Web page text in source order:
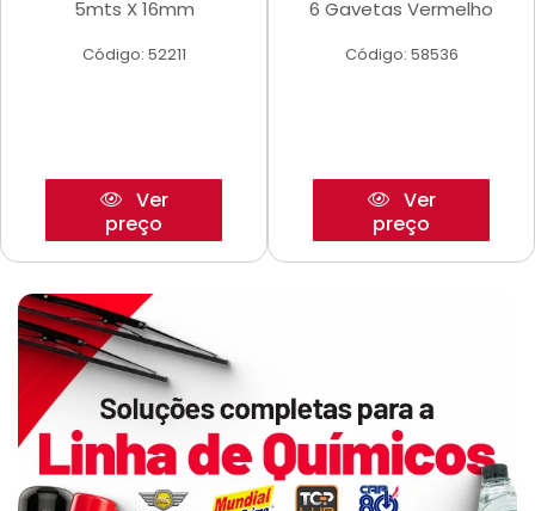
5mts X 16mm
Código: 52211
Ver
preço
6 Gavetas Vermelho
Código: 58536
Ver
preço